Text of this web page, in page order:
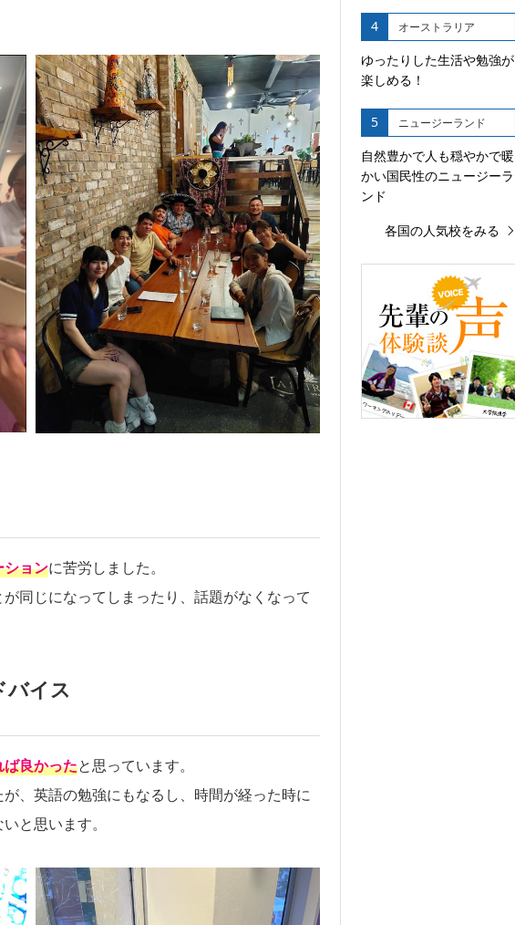
ションに苦労しました。
同じになってしまったり、話題がなくなって
バイス
良かったと思っています。
、英語の勉強にもなるし、時間が経った時に
と思います。
4 オーストラリア
ゆったりした生活や勉強が
楽しめる！
5 ニュージーランド
自然豊かで人も穏やかで暖
かい国民性のニュージーラ
ンド
各国の人気校をみる